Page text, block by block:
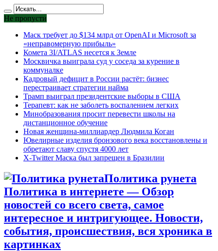
Не пропусти
Маск требует до $134 млрд от OpenAI и Microsoft за
«неправомерную прибыль»
Комета 3I/ATLAS несется к Земле
Москвичка выиграла суд у соседа за курение в
коммуналке
Кадровый дефицит в России растёт: бизнес
перестраивает стратегии найма
Трамп выиграл президентские выборы в США
Терапевт: как не заболеть воспалением легких
Минобразования просит перевести школы на
дистанционное обучение
Новая женщина-миллиардер Людмила Коган
Ювелирные изделия бронзового века восстановлены и
обретают славу спустя 4000 лет
X-Twitter Маска был запрещен в Бразилии
Политика рунета
Политика в интернете — Обзор
новостей со всего света, самое
интересное и интригующее. Новости,
события, происшествия, вся хроника в
картинках